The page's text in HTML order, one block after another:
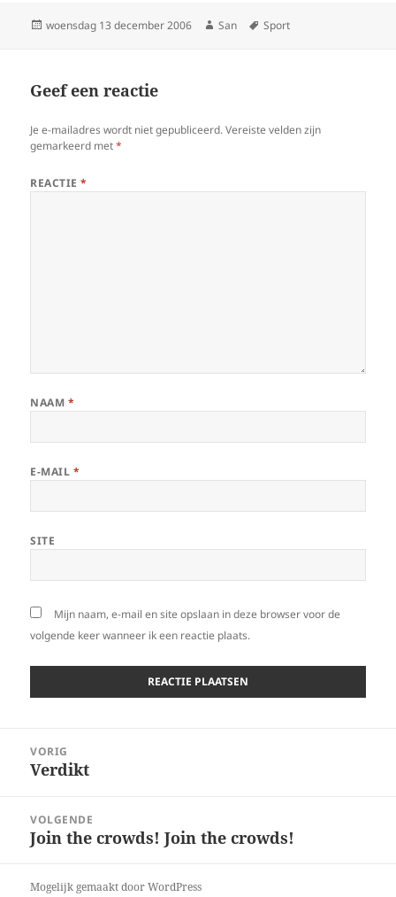
Geplaatst
woensdag 13 december 2006 Auteur
San Tags
Sport
Geef een reactie
Je e-mailadres wordt niet gepubliceerd. Vereiste velden zijn
gemarkeerd met*
REACTIE*
NAAM *
E-MAIL *
SITE
Mijn naam, e-mail en site opslaan in deze browser voor de
volgende keer wanneer ik een reactie plaats.
navigatie
VORIG
Vorig
Verdikt
VOLGENDE
Volgend
Join the crowds! Join the crowds!
Mogelijk gemaakt door WordPress